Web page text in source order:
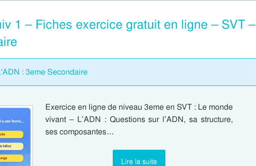
1 – Fiches exercice gratuit en ligne – SVT –
: 3eme Secondaire
Exercice en ligne de niveau 3eme en SVT : Le monde
vivant – L’ADN : Questions sur l’ADN, sa structure,
ses composantes…
Lire la suite